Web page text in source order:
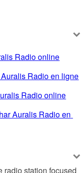
Radio online
Radio en ligne
Radio online
Auralis Radio en
station focused